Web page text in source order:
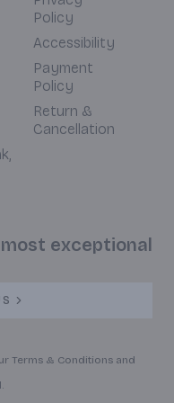
Policy
Accessibility
Payment
Policy
Return &
Cancellation
exceptional
Terms & Conditions and